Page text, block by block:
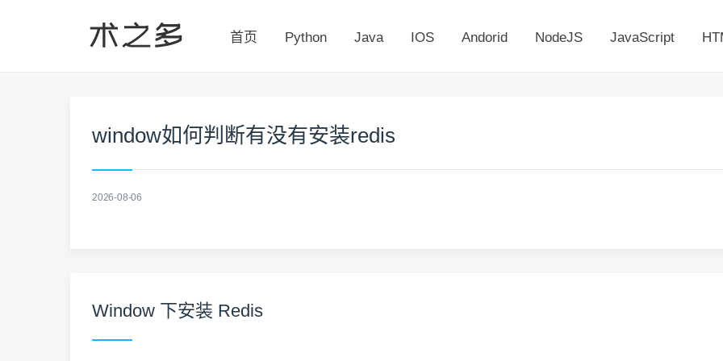
首页 Python Java IOS Andorid NodeJS JavaScript
window如何判断有没有安装redis
2026-08-06
Window 下安装 Redis